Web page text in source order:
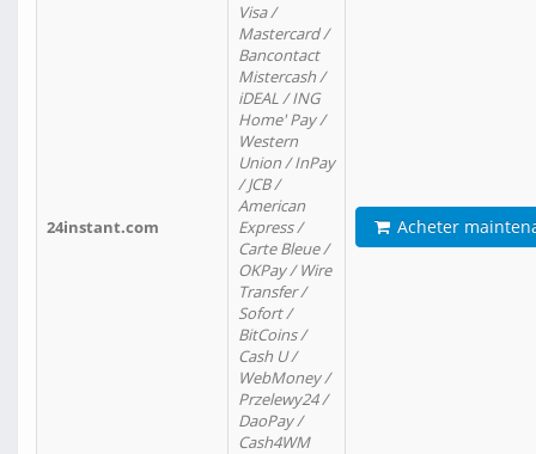
24instant.com
Visa /
Mastercard /
Bancontact
Mistercash /
iDEAL / ING
Home' Pay /
Western
Union / InPay
/ JCB /
American
Express /
Carte Bleue /
OKPay / Wire
Transfer /
Sofort /
BitCoins /
Cash U /
WebMoney /
Przelewy24 /
DaoPay /
Cash4WM
Acheter